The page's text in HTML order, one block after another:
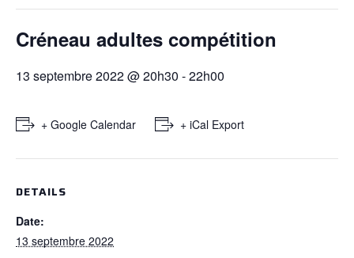
Créneau adultes compétition
13 septembre 2022 @ 20h30 -22h00
+ Google Calendar + iCal Export
DETAILS
Date:
13 septembre 2022